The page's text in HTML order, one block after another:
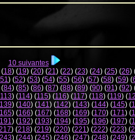
10 suivantes
18) (19) (20) (21) (22) (23) (24) (25) (26)
51) (52) (53) (54) (55) (56) (57) (58) (59) (
84) (85) (86) (87) (88) (89) (90) (91) (92)
113) (114) (115) (116) (117) (118) (119) (
) (140) (141) (142) (143) (144) (145) (
) (166) (167) (168) (169) (170) (171) (
) (192) (193) (194) (195) (196) (197) (
) (218) (219) (220) (221) (222) (223) (
) (244) (245) (246) (247) (248) (249) (